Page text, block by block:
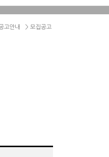
> 모집공고
고안내